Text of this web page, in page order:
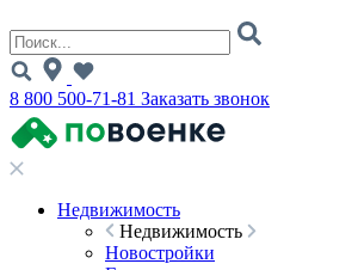
8 800 500-71-81 Заказать звонок
Недвижимость
Недвижимость
Новостройки